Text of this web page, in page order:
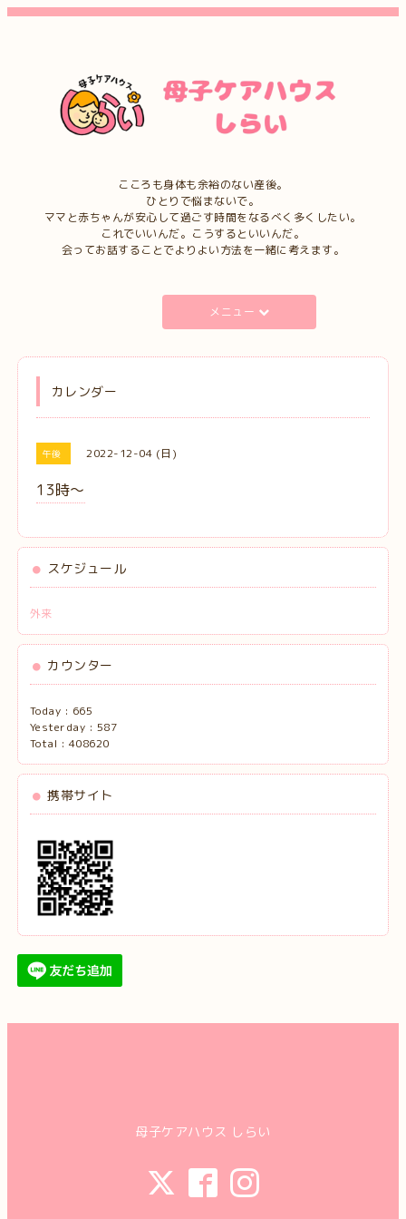
こころも身体も余裕のない産後。
ひとりで悩まないで。
ママと赤ちゃんが安心して過ごす時間をなるべく多くしたい。
これでいいんだ。こうするといいんだ。
会ってお話することでよりよい方法を一緒に考えます。
メニュー
カレンダー
午後 2022-12-04 (日)
13時〜
スケジュール
外来
カウンター
Today : 665
Yesterday : 587
Total : 408620
携帯サイト
母子ケアハウス しらい